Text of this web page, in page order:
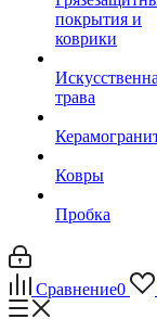
покрытия и
коврики
трава
Ковры
Пробка
Сравнение0